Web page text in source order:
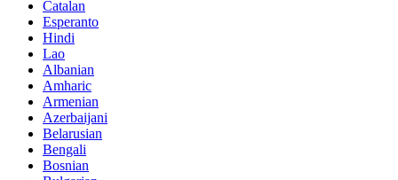
Catalan
Esperanto
Hindi
Lao
Albanian
Amharic
Armenian
Azerbaijani
Belarusian
Bengali
Bosnian